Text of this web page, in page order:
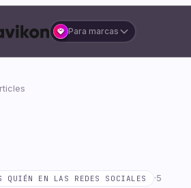
Para marcas
QUIÉN EN LAS REDES SOCIALES ·5